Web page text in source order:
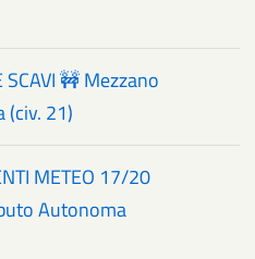
SCAVI 🚧 Mezzano
(civ. 21)
METEO 17/20
Autonoma